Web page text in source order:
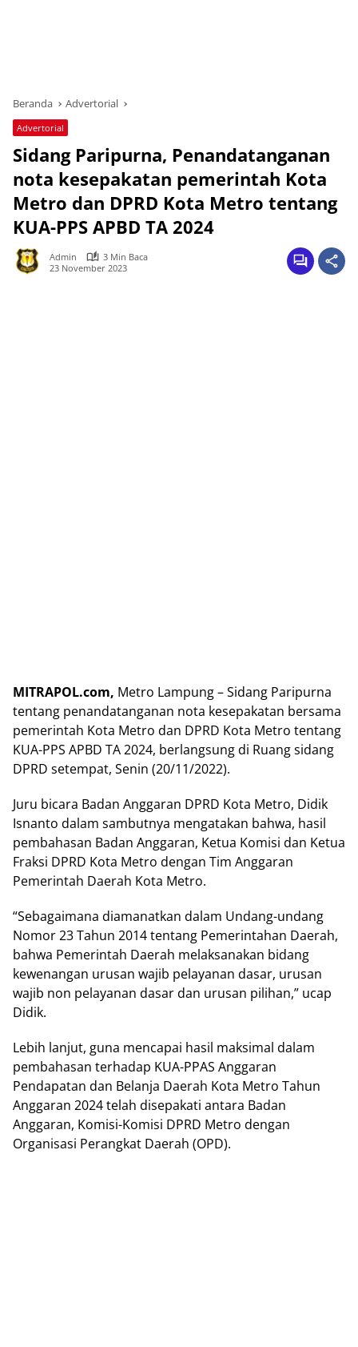
Beranda Advertorial
Advertorial
Sidang Paripurna, Penandatanganan
nota kesepakatan pemerintah Kota
Metro dan DPRD Kota Metro tentang
KUA-PPS APBD TA 2024
Admin
3 Min Baca
23 November 2023
MITRAPOL.com, Metro Lampung – Sidang Paripurna
tentang penandatanganan nota kesepakatan bersama
pemerintah Kota Metro dan DPRD Kota Metro tentang
KUA-PPS APBD TA 2024, berlangsung di Ruang sidang
DPRD setempat, Senin (20/11/2022).
Juru bicara Badan Anggaran DPRD Kota Metro, Didik
Isnanto dalam sambutnya mengatakan bahwa, hasil
pembahasan Badan Anggaran, Ketua Komisi dan Ketua
Fraksi DPRD Kota Metro dengan Tim Anggaran
Pemerintah Daerah Kota Metro.
“Sebagaimana diamanatkan dalam Undang-undang
Nomor 23 Tahun 2014 tentang Pemerintahan Daerah,
bahwa Pemerintah Daerah melaksanakan bidang
kewenangan urusan wajib pelayanan dasar, urusan
wajib non pelayanan dasar dan urusan pilihan,” ucap
Didik.
Lebih lanjut, guna mencapai hasil maksimal dalam
pembahasan terhadap KUA-PPAS Anggaran
Pendapatan dan Belanja Daerah Kota Metro Tahun
Anggaran 2024 telah disepakati antara Badan
Anggaran, Komisi-Komisi DPRD Metro dengan
Organisasi Perangkat Daerah (OPD).